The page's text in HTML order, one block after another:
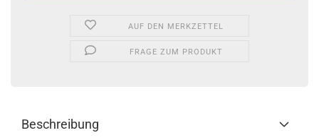
AUF DEN MERKZETTEL
FRAGE ZUM PRODUKT
Beschreibung